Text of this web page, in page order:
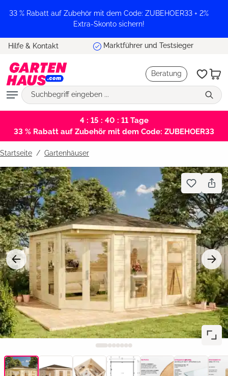
springen
33 % Rabatt auf Zubehör mit dem Code: ZUBEHOER33 + 2%
Extra-Skonto sichern!
Hilfe & Kontakt Marktführer und Testsieger
Beratung
4 : 15 : 40 : 11Tage
33 % Rabatt auf Zubehör mit dem Code: ZUBEHOER33
Startseite Gartenhäuser
Bildergalerie überspringen